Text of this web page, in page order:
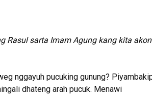
Rasulsarta Imam Agung kang kita
nggayuh pucuking gunung?
dhateng arah pucuk. Menawi